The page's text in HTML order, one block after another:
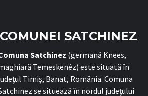
SATCHINEZ
omuna Satchinez (germană Knees,
Temeskenéz) este situată în
Timiș, Banat, România. Comuna
se situează în nordul județului